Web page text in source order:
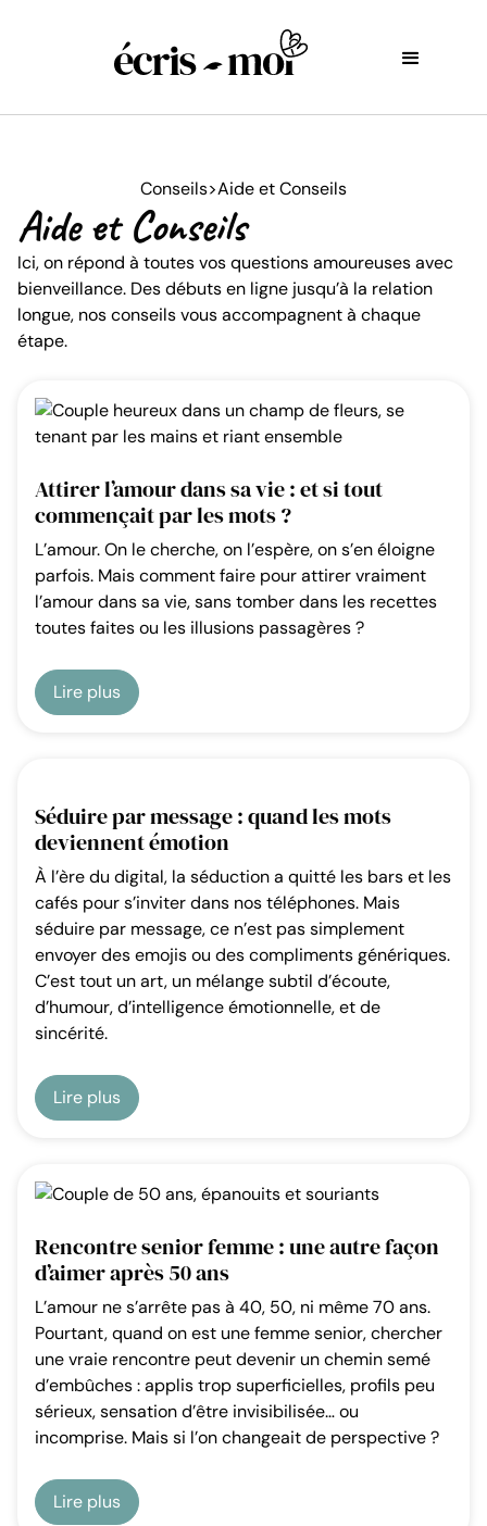
Conseils>Aide et Conseils
Aide et Conseils
Ici, on répond à toutes vos questions amoureuses avec
bienveillance. Des débuts en ligne jusqu’à la relation
longue, nos conseils vous accompagnent à chaque
étape.
Attirer l’amour dans sa vie : et si tout
commençait par les mots ?
L’amour. On le cherche, on l’espère, on s’en éloigne
parfois. Mais comment faire pour attirer vraiment
l’amour dans sa vie, sans tomber dans les recettes
toutes faites ou les illusions passagères ?
Lire plus
Séduire par message : quand les mots
deviennent émotion
À l’ère du digital, la séduction a quitté les bars et les
cafés pour s’inviter dans nos téléphones. Mais
séduire par message, ce n’est pas simplement
envoyer des emojis ou des compliments génériques.
C’est tout un art, un mélange subtil d’écoute,
d’humour, d’intelligence émotionnelle, et de
sincérité.
Lire plus
Rencontre senior femme : une autre façon
d’aimer après 50 ans
L’amour ne s’arrête pas à 40, 50, ni même 70 ans.
Pourtant, quand on est une femme senior, chercher
une vraie rencontre peut devenir un chemin semé
d’embûches : applis trop superficielles, profils peu
sérieux, sensation d’être invisibilisée… ou
incomprise. Mais si l’on changeait de perspective ?
Lire plus